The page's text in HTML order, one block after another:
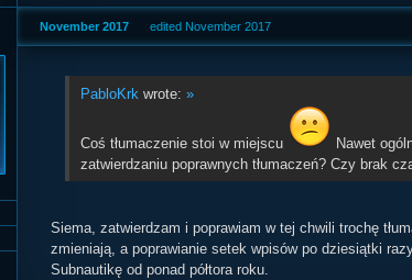
November 2017 edited November 2017
PabloKrk wrote: »
Coś tłumaczenie stoi w miejscu
Nawet
zatwierdzaniu poprawnych tłumaczeń? Czy brak
Siema, zatwierdzam i poprawiam w tej chwili trochę
zmieniają, a poprawianie setek wpisów po dziesiątki
Subnautikę od ponad półtora roku.